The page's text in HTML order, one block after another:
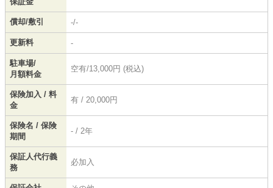
償却/敷引 -/-
更新料 -
駐車場/
月額料金
空有/13,000円 (税込)
保険加入 / 料
金
有 / 20,000円
保険名 / 保険
期間
- / 2年
保証人代行義
務
必加入